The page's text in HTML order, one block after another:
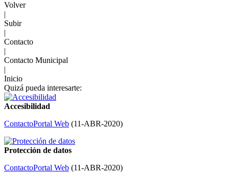
Volver
|
Subir
|
Contacto
|
Contacto Municipal
|
Inicio
Quizá pueda interesarte:
Accesibilidad
ContactoPortal Web (11-ABR-2020)
Protección de datos
ContactoPortal Web (11-ABR-2020)